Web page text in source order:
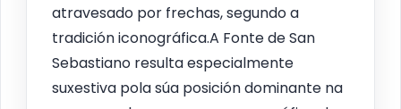
atravesado por frechas, segundo a
tradición iconográfica.A Fonte de San
Sebastiano resulta especialmente
suxestiva pola súa posición dominante na